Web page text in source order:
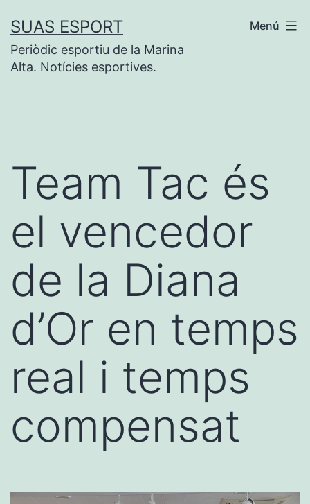
contingut
SUAS ESPORT
Periòdic esportiu de la Marina
Alta. Notícies esportives.
Menú
Team Tac és
el vencedor
de la Diana
d’Or en temps
real i temps
compensat